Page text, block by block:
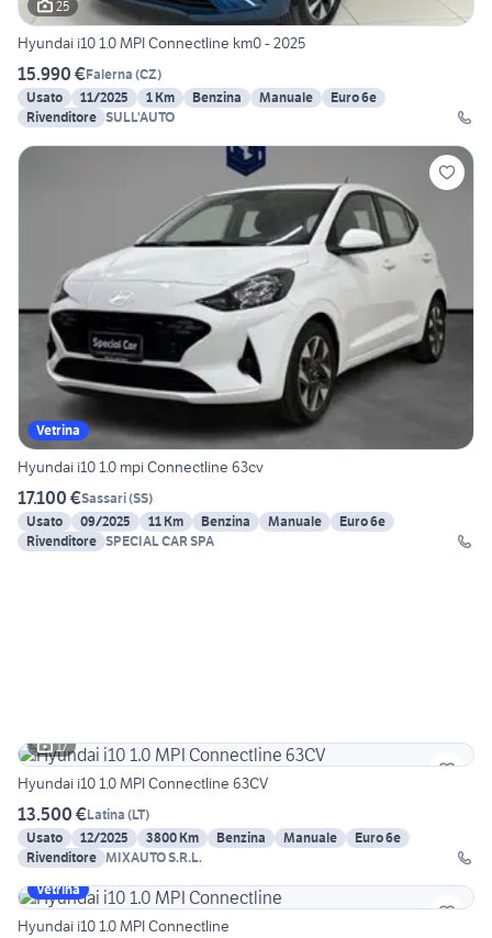
25
Hyundai i10 1.0 MPI Connectline km0 - 2025
15.990 €Falerna (CZ)
Usato
11/2025 1 Km Benzina Manuale
Euro 6e
Rivenditore SULL'AUTO
Vetrina
Hyundai i10 1.0 mpi Connectline 63cv
17.100 €Sassari(SS)
Usato
09/2025 11 Km Benzina Manuale
Euro 6e
Rivenditore SPECIAL CAR SPA
17
Hyundai i10 1.0 MPI Connectline 63CV
13.500 €Latina (LT)
Usato
12/2025 3800 Km Benzina Manuale
Euro 6e
Rivenditore MIXAUTO S.R.L.
Vetrina
Hyundai i10 1.0 MPI Connectline